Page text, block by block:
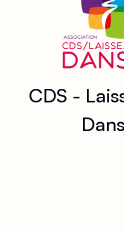
CDS -